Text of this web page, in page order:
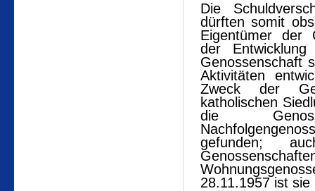
Die
dürften somit
Eigentümer der
der
Genossenschaft
Aktivitäten
Zweck der
katholischen
die
gefunden;
28.11.1957 ist